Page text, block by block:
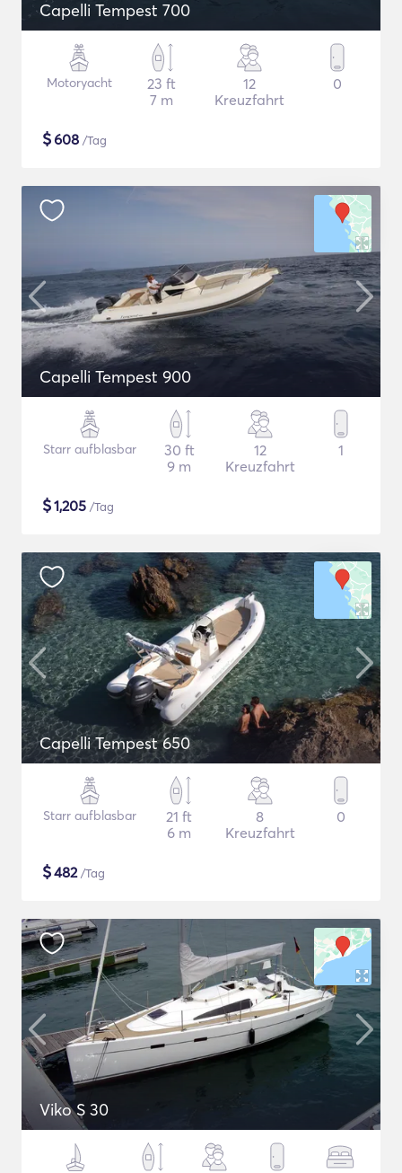
Capelli Tempest 700
Motoryacht
23 ft
7 m
12
Kreuzfahrt
0
$608 /Tag
Capelli Tempest 900
Starr aufblasbar
30 ft
9 m
12
Kreuzfahrt
1
$1,205 /Tag
Capelli Tempest 650
Starr aufblasbar
21 ft
6 m
8
Kreuzfahrt
0
$482/Tag
Viko S 30